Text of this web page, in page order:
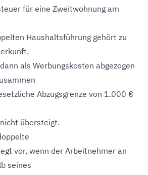
für eine Zweitwohnung am
Haushaltsführung gehört zu
als Werbungskosten abgezogen
Abzugsgrenze von 1.000 €
übersteigt.
vor, wenn der Arbeitnehmer an
seines